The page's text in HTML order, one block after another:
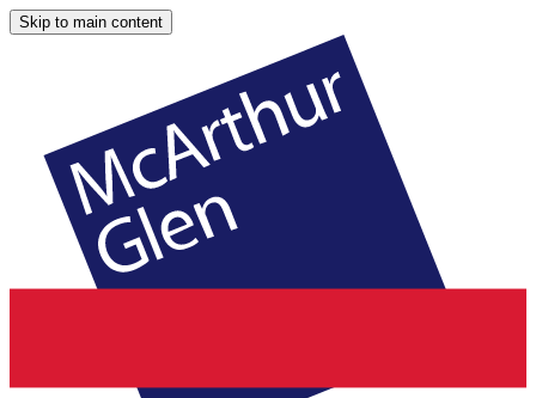
Skip to main content